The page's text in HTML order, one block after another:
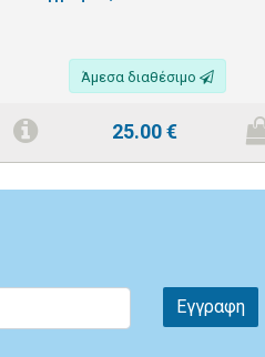
Άμεσα διαθέσιμο
25.00€
Εγγραφη